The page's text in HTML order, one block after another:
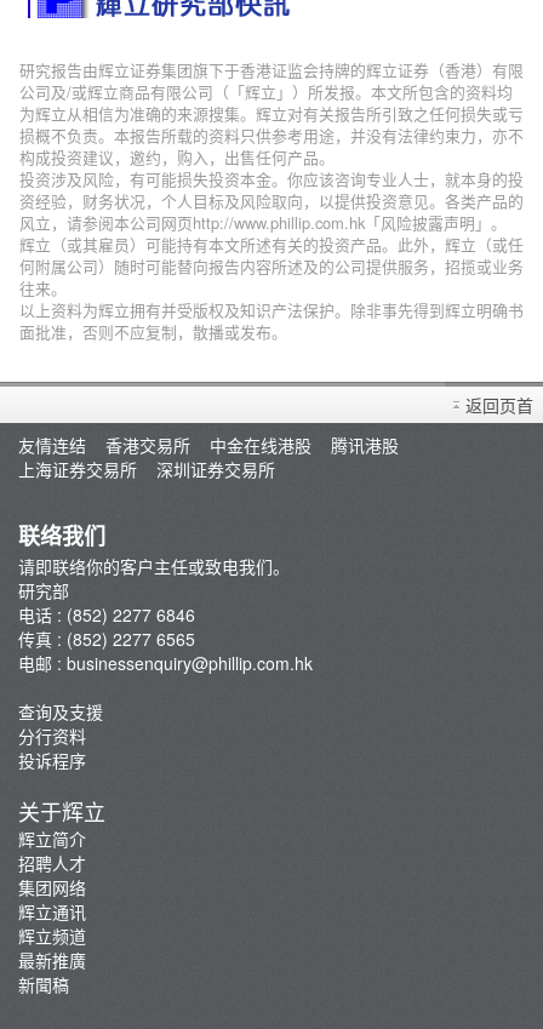
研究报告由辉立证券集团旗下于香港证监会持牌的辉立证券（香港）有限
公司及/或辉立商品有限公司（「辉立」）所发报。本文所包含的资料均
为辉立从相信为准确的来源搜集。辉立对有关报告所引致之任何损失或亏
损概不负责。本报告所载的资料只供参考用途，并没有法律约束力，亦不
构成投资建议，邀约，购入，出售任何产品。
投资涉及风险，有可能损失投资本金。你应该咨询专业人士，就本身的投
资经验，财务状况，个人目标及风险取向，以提供投资意见。各类产品的
风立，请参阅本公司网页http://www.phillip.com.hk「风险披露声明」。
辉立（或其雇员）可能持有本文所述有关的投资产品。此外，辉立（或任
何附属公司）随时可能替向报告内容所述及的公司提供服务，招揽或业务
往来。
以上资料为辉立拥有并受版权及知识产法保护。除非事先得到辉立明确书
面批准，否则不应复制，散播或发布。
返回页首
友情连结
香港交易所 中金在线港股
腾讯港股
上海证券交易所
深圳证券交易所
联络我们
请即联络你的客户主任或致电我们。
研究部
电话 : (852) 2277 6846
传真 : (852) 2277 6565
电邮 : businessenquiry@phillip.com.hk
查询及支援
分行资料
投诉程序
关于辉立
辉立简介
招聘人才
集团网络
辉立通讯
辉立频道
最新推廣
新聞稿